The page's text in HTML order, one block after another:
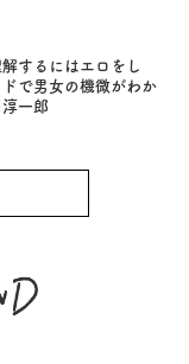
するにはエロをし
ドで男女の機微がわか
淳一郎